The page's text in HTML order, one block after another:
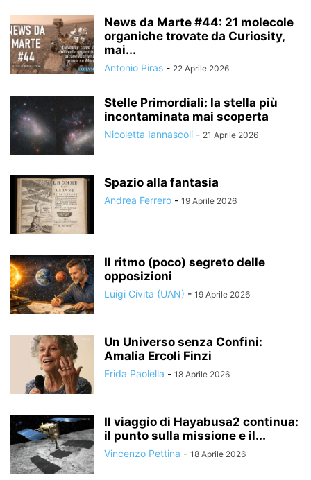
News da Marte #44: 21 molecole
organiche trovate da Curiosity,
mai...
Antonio Piras - 22 Aprile 2026
Stelle Primordiali: la stella più
incontaminata mai scoperta
Nicoletta Iannascoli - 21 Aprile 2026
Spazio alla fantasia
Andrea Ferrero - 19 Aprile 2026
Il ritmo (poco) segreto delle
opposizioni
Luigi Civita (UAN) - 19 Aprile 2026
Un Universo senza Confini:
Amalia Ercoli Finzi
Frida Paolella - 18 Aprile 2026
Il viaggio di Hayabusa2 continua:
il punto sulla missione e il...
Vincenzo Pettina - 18 Aprile 2026